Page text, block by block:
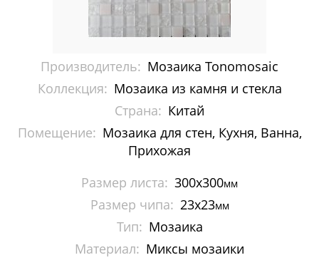
Мозаика Caramelle Mosaic
Мозаика Decor-mosaic
Мозаика Imagine Mosaic
Мозаика Irida
Мозаика Keramograd
Мозаика Mir Mosaic
Мозаика NSmosaic
Производитель: Мозаика Tonomosaic
Коллекция: Мозаика из камня и стекла
Страна: Китай
Помещение: Мозаика для стен, Кухня, Ванна,
Прихожая
Размер листа: 300х300мм
Размер чипа: 23x23мм
Тип: Мозаика
Материал: Миксы мозаики